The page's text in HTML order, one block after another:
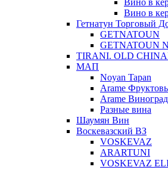
Вино в
Вино в
Гетнатун Торговый
GETNATOUN
GETNATOUN
TIRANI. OLD
МАП
Noyan Tapan
Arame
Arame
Разные вина
Шаумян Вин
Воскевазский ВЗ
VOSKEVAZ
ARARTUNI
VOSKEVAZ